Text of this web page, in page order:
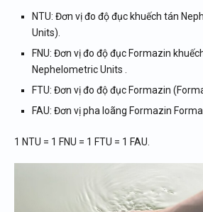
NTU: Đơn vị đo độ đục khuếch tán
Units).
FNU: Đơn vị đo độ đục Formazin
Nephelometric Units .
FTU: Đơn vị đo độ đục Formazin
FAU: Đơn vị pha loãng Formazin
1 NTU = 1 FNU = 1 FTU = 1 FAU.